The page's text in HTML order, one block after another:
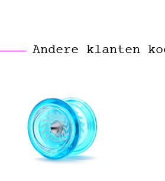
Andere klanten